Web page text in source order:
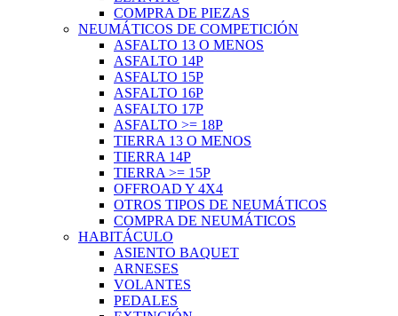
COMPRA DE PIEZAS
NEUMÁTICOS DE COMPETICIÓN
ASFALTO 13 O MENOS
ASFALTO 14P
ASFALTO 15P
ASFALTO 16P
ASFALTO 17P
ASFALTO >= 18P
TIERRA 13 O MENOS
TIERRA 14P
TIERRA >= 15P
OFFROAD Y 4X4
OTROS TIPOS DE NEUMÁTICOS
COMPRA DE NEUMÁTICOS
HABITÁCULO
ASIENTO BAQUET
ARNESES
VOLANTES
PEDALES